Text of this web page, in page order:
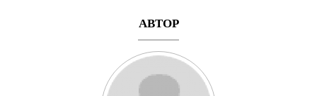
АВТОР